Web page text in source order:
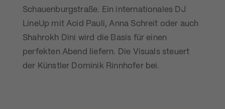
Schauenburgstraße. Ein internationales DJ
LineUp mit Acid Pauli, Anna Schreit oder auch
Shahrokh Dini wird die Basis für einen
perfekten Abend liefern. Die Visuals steuert
der Künstler Dominik Rinnhofer bei.